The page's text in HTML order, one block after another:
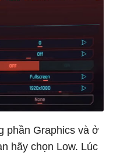
phần Graphics và ở
hãy chọn Low. Lúc